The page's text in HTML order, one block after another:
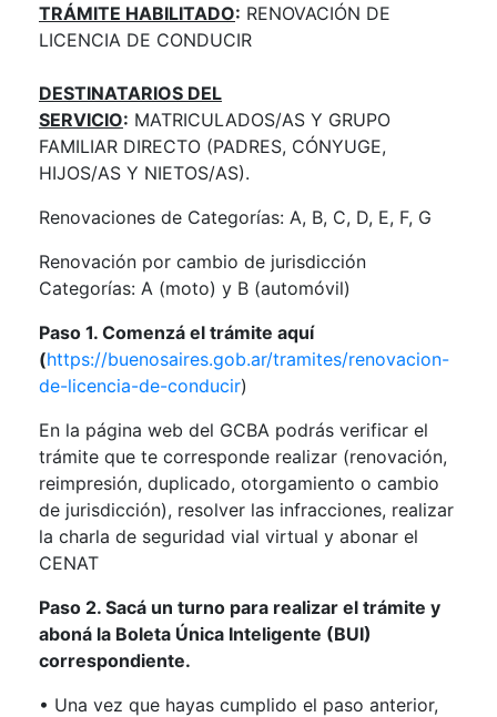
TRÁMITE HABILITADO: RENOVACIÓN DE
LICENCIA DE CONDUCIR
DESTINATARIOS DEL
SERVICIO: MATRICULADOS/AS Y GRUPO
FAMILIAR DIRECTO (PADRES, CÓNYUGE,
HIJOS/AS Y NIETOS/AS).
Renovaciones de Categorías: A, B, C, D, E, F, G
Renovación por cambio de jurisdicción
Categorías: A (moto) y B (automóvil)
Paso 1. Comenzá el trámite aquí
(https://buenosaires.gob.ar/tramites/renovacion-
de-licencia-de-conducir)
En la página web del GCBA podrás verificar el
trámite que te corresponde realizar (renovación,
reimpresión, duplicado, otorgamiento o cambio
de jurisdicción), resolver las infracciones, realizar
la charla de seguridad vial virtual y abonar el
CENAT
Paso 2. Sacá un turno para realizar el trámite y
aboná la Boleta Única Inteligente (BUI)
correspondiente.
• Una vez que hayas cumplido el paso anterior,